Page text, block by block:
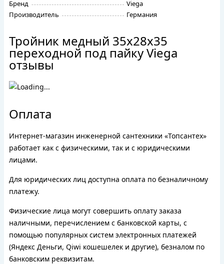
Бренд
Viega
Производитель
Германия
Тройник медный 35х28х35
переходной под пайку Viega
отзывы
Оплата
Интернет-магазин инженерной сантехники «Топсантех»
работает как с физическими, так и с юридическими
лицами.
Для юридических лиц доступна оплата по безналичному
платежу.
Физические лица могут совершить оплату заказа
наличными, перечислением с банковской карты, с
помощью популярных систем электронных платежей
(Яндекс Деньги, Qiwi кошешелек и другие), безналом по
банковским реквизитам.